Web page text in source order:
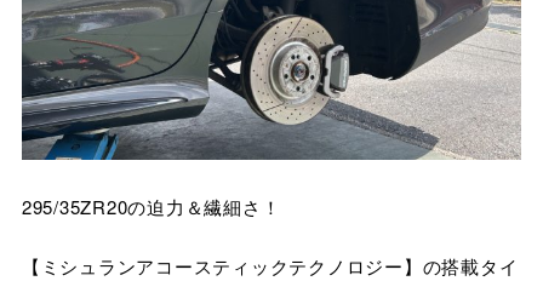
295/35ZR20の迫力＆繊細さ！
【ミシュランアコースティックテクノロジー】の搭載タイ